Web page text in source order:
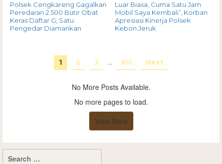
Polsek Cengkareng Gagalkan
Peredaran 2.500 Butir Obat
Keras Daftar G, Satu
Pengedar Diamankan
Luar Biasa, Cuma Satu Jam
Mobil Saya Kembali”, Korban
Apresiasi Kinerja Polsek
Kebon Jeruk
1 2 3 … 811 Next
No More Posts Available.
No more pages to load.
View More